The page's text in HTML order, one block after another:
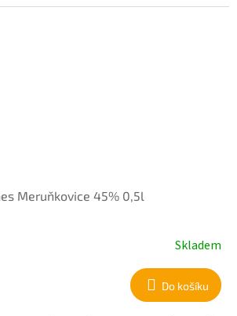
Meruňkovice 45% 0,5l
Skladem
Do košíku